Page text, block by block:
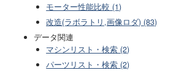
モーター性能比較 (1)
改造(ラボラトリ,画像ロダ) (83)
データ関連
マシンリスト・検索 (2)
パーツリスト・検索 (2)